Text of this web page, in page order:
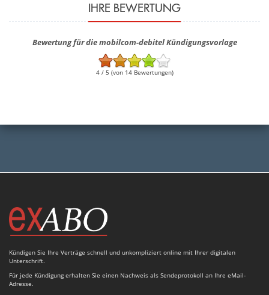
IHRE BEWERTUNG
Bewertung für die mobilcom-debitel Kündigungsvorlage
4 / 5 (von 14 Bewertungen)
Kündigen Sie Ihre Verträge schnell und unkompliziert online mit Ihrer digitalen
Unterschrift.
Für jede Kündigung erhalten Sie einen Nachweis als Sendeprotokoll an Ihre eMail-
Adresse.